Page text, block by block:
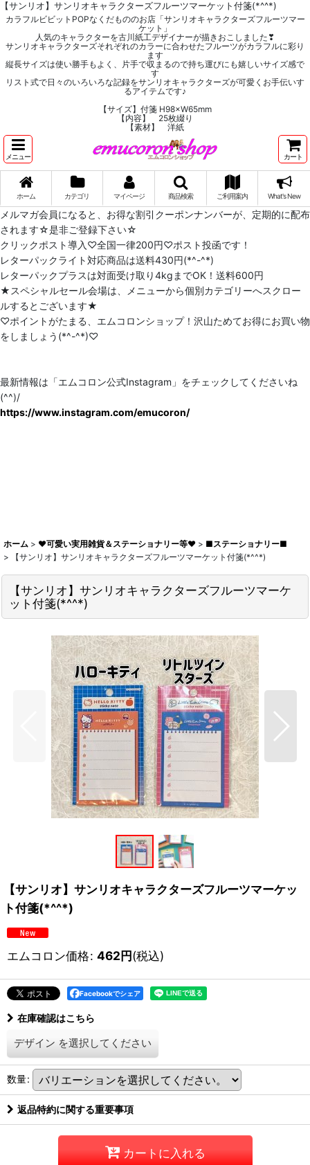
【サンリオ】サンリオキャラクターズフルーツマーケット付箋(*^^*)
カラフルビビットPOPなくだもののお店「サンリオキャラクターズフルーツマー
ケット」
人気のキャラクターを古川紙工デザイナーが描きおこしました❣
サンリオキャラクターズそれぞれのカラーに合わせたフルーツがカラフルに彩り
ます
縦長サイズは使い勝手もよく、片手で収まるので持ち運びにも嬉しいサイズ感で
す
リスト式で日々のいろいろな記録をサンリオキャラクターズが可愛くお手伝いす
るアイテムです♪
【サイズ】付箋 H98×W65mm
【内容】 25枚綴り
【素材】 洋紙
メニュー カート
ホーム カテゴリ マイページ 商品検索 ご利用案内 What's New
メルマガ会員になると、お得な割引クーポンナンバーが、定期的に配布
されます☆是非ご登録下さい☆
クリックポスト導入♡全国一律200円♡ポスト投函です！
レターパックライト対応商品は送料430円(*^-^*)
レターパックプラスは対面受け取り4kgまでOK！送料600円
★スペシャルセール会場は、メニューから個別カテゴリーへスクロー
ルするとございます★
♡ポイントがたまる、エムコロンショップ！沢山ためてお得にお買い物
をしましょう(*^-^*)♡
最新情報は「エムコロン公式Instagram」をチェックしてくださいね
(^^)/
https://www.instagram.com/emucoron/
ホーム > ♥可愛い実用雑貨＆ステーショナリー等♥ > ■ステーショナリー■
>
【サンリオ】サンリオキャラクターズフルーツマーケット付箋(*^^*)
【サンリオ】サンリオキャラクターズフルーツマーケ
ット付箋(*^^*)
【サンリオ】サンリオキャラクターズフルーツマーケッ
ト付箋(*^^*)
エムコロン価格: 462円(税込)
Facebookでシェア
在庫確認はこちら
デザイン を選択してください
数量:
返品特約に関する重要事項
カートに入れる